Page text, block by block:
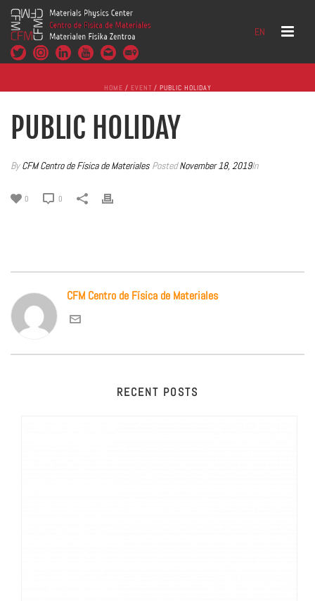
EN
HOME / EVENT / PUBLIC HOLIDAY
PUBLIC HOLIDAY
ByCFM Centro de Física de Materiales PostedNovember 18, 2019In
0 0
CFM Centro de Física de Materiales
RECENT POSTS